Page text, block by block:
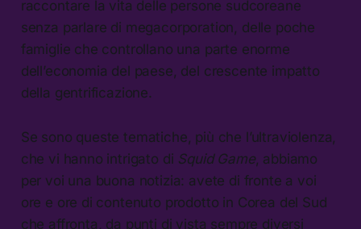
raccontare la vita delle persone sudcoreane
senza parlare di megacorporation, delle poche
famiglie che controllano una parte enorme
dell’economia del paese, del crescente impatto
della gentrificazione.
Se sono queste tematiche, più che l’ultraviolenza,
che vi hanno intrigato di Squid Game, abbiamo
per voi una buona notizia: avete di fronte a voi
ore e ore di contenuto prodotto in Corea del Sud
che affronta, da punti di vista sempre diversi